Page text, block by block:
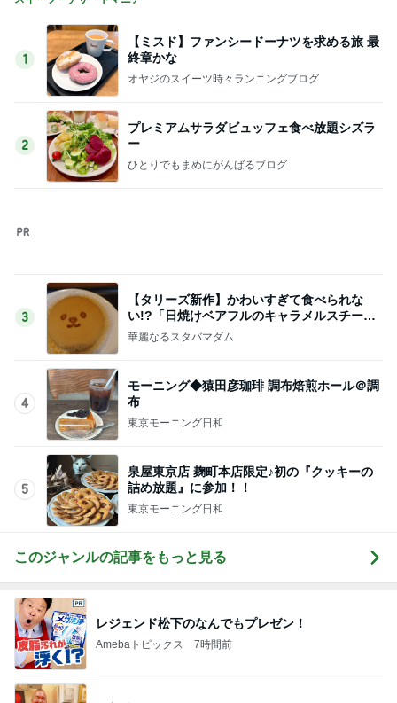
2
プレミアムサラダビュッフェ食べ放題シズラ
ー
ひとりでもまめにがんばるブログ
3
4
モーニング◆猿田彦珈琲 調布焙煎ホール＠調
布
東京モーニング日和
5
泉屋東京店 麹町本店限定♪初の『クッキーの
詰め放題』に参加！！
東京モーニング日和
このジャンルの記事をもっと見る
Amebaトピックス 7時間前
超美味しかったしゃぶしゃぶ会
Amebaトピックス 1日前